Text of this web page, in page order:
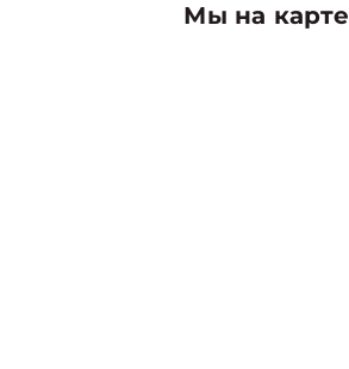
Мы на карте